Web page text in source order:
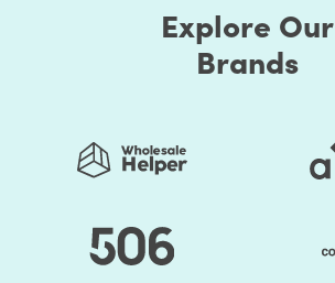
Explore Our
Brands